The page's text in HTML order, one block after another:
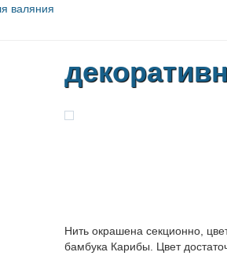
Нить окрашена секционно,
бамбука Карибы. Цвет